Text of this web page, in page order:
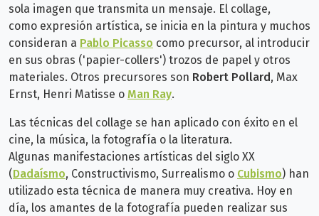
sola imagen que transmita un mensaje. El collage,
como expresión artística, se inicia en la pintura y muchos
consideran a Pablo Picasso como precursor, al introducir
en sus obras ('papier-collers') trozos de papel y otros
materiales. Otros precursores son Robert Pollard , Max
Ernst, Henri Matisse o Man Ray.
Las técnicas del collage se han aplicado con éxito en el
cine, la música, la fotografía o la literatura.
Algunas manifestaciones artísticas del siglo XX
(Dadaísmo, Constructivismo, Surrealismo o Cubismo) han
utilizado esta técnica de manera muy creativa. Hoy en
día, los amantes de la fotografía pueden realizar sus